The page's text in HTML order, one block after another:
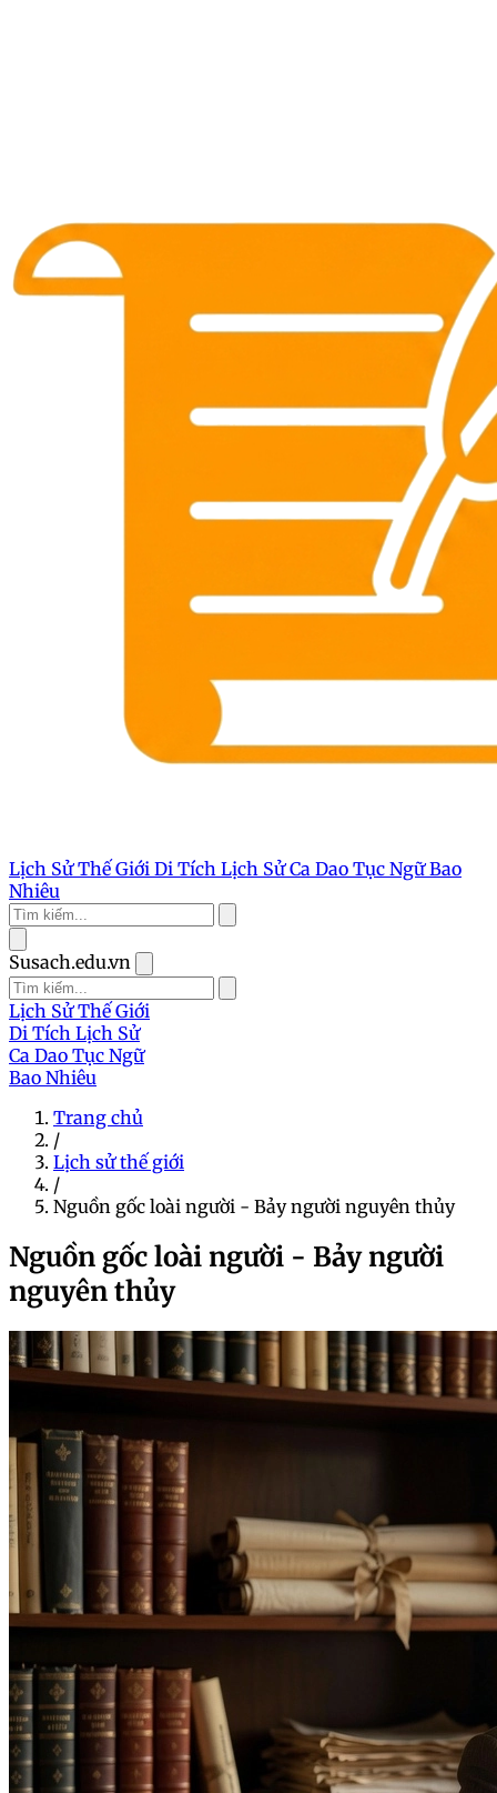
Lịch Sử Thế Giới Di Tích Lịch SửCa Dao Tục NgữBao
Nhiêu
Susach.edu.vn
Lịch Sử Thế Giới
Di Tích Lịch Sử
Ca Dao Tục Ngữ
Bao Nhiêu
Trang chủ
/
Lịch sử thế giới
/
Nguồn gốc loài người - Bảy người nguyên thủy
Nguồn gốc loài người - Bảy người
nguyên thủy